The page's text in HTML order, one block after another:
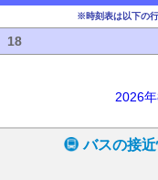
※時刻表は以下の
18
2026
バスの接